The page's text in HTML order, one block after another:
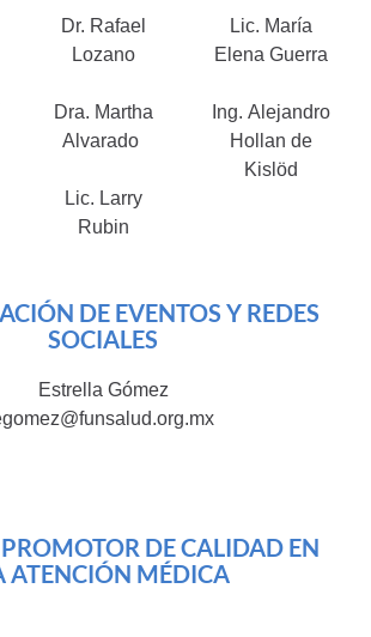
Dr. Rafael
Lozano
Dra. Martha
Alvarado
Lic. Larry
Rubin
Lic. María
Elena Guerra
Ing. Alejandro
Hollan de
Kislöd
DE EVENTOS Y REDES
SOCIALES
Estrella Gómez
DE CALIDAD EN
ATENCIÓN MÉDICA